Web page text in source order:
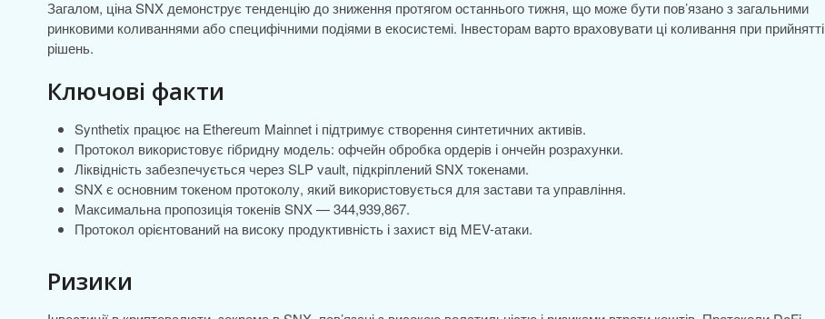
Загалом, ціна SNX демонструє тенденцію до зниження протягом останнього тижня, що може бути пов’язано з загальними
ринковими коливаннями або специфічними подіями в екосистемі. Інвесторам варто враховувати ці коливання при прийнятті
рішень.
Ключові факти
Synthetix працює на Ethereum Mainnet і підтримує створення синтетичних активів.
Протокол використовує гібридну модель: офчейн обробка ордерів і ончейн розрахунки.
Ліквідність забезпечується через SLP vault, підкріплений SNX токенами.
SNX є основним токеном протоколу, який використовується для застави та управління.
Максимальна пропозиція токенів SNX — 344,939,867.
Протокол орієнтований на високу продуктивність і захист від MEV-атаки.
Ризики